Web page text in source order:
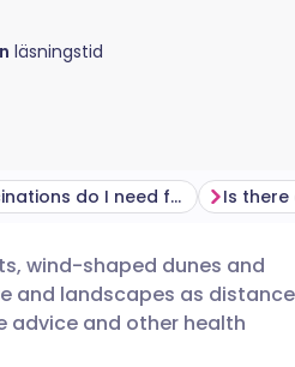
läsningstid
What vaccinations do I need for Cape Verde?
wind-shaped dunes and
and landscapes as
advice and other health